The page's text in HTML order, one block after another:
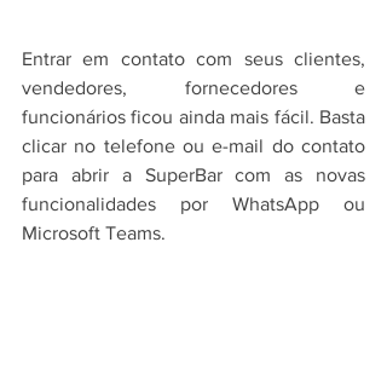
Entrar em contato com seus clientes,
vendedores, fornecedores e
funcionários ficou ainda mais fácil. Basta
clicar no telefone ou e-mail do contato
para abrir a SuperBar com as novas
funcionalidades por WhatsApp ou
Microsoft Teams.